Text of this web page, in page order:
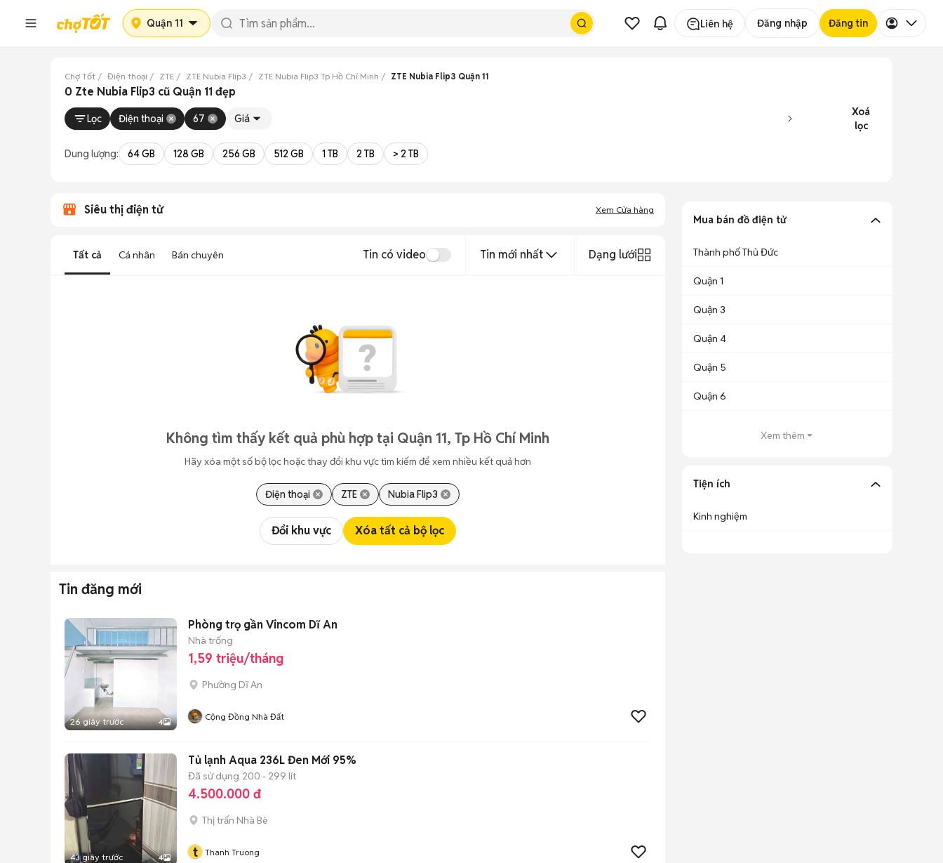
Quận 11 Liên hệ Đăng nhập Đăng tin
Chợ Tốt Điện thoại ZTE ZTE Nubia Flip3 ZTE Nubia Flip3 Tp Hồ Chí Minh ZTE Nubia Flip3 Quận 11
0 Zte Nubia Flip3 cũ Quận 11 đẹp
Lọc Điện thoại 67 Giá
Xoá
lọc
Dung lượng: 64 GB 128 GB 256 GB 512 GB 1 TB 2 TB > 2 TB
Siêu thị điện tử Xem Cửa hàng
Tất cả Cá nhân Bán chuyên Tin có video Tin mới nhất Dạng lưới
Không tìm thấy kết quả phù hợp tại Quận 11, Tp Hồ Chí Minh
Hãy xóa một số bộ lọc hoặc thay đổi khu vực tìm kiếm để xem nhiều kết quả hơn
Điện thoại ZTE Nubia Flip3
Đổi khu vực Xóa tất cả bộ lọc
Tin đăng mới
26 giây trước 4
Phòng trọ gần Vincom Dĩ An
Nhà trống
1,59 triệu/tháng
Phường Dĩ An
Cộng Đồng Nhà Đất
43 giây trước 4
Tủ lạnh Aqua 236L Đen Mới 95%
Đã sử dụng 200 - 299 lít
4.500.000 đ
Thị trấn Nhà Bè
t Thanh Truong
Mua bán đồ điện tử
Thành phố Thủ Đức
Quận 1
Quận 3
Quận 4
Quận 5
Quận 6
Xem thêm
Tiện ích
Kinh nghiệm